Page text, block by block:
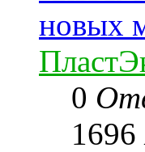
новых
0
1696